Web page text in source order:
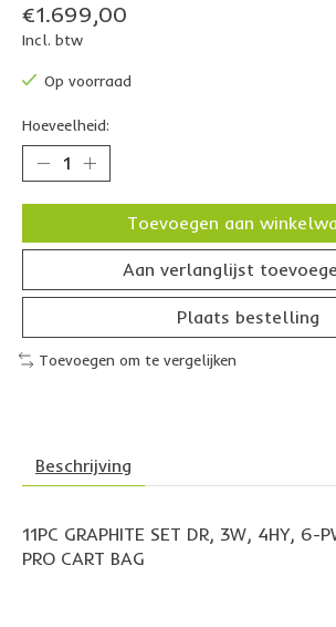
€1.699,00
Incl. btw
Op voorraad
Hoeveelheid:
Toevoegen aan
Aan verlanglijst
Plaats bestelling
Toevoegen om te vergelijken
Beschrijving
11PC GRAPHITE SET DR, 3W, 4HY, 6-
PRO CART BAG